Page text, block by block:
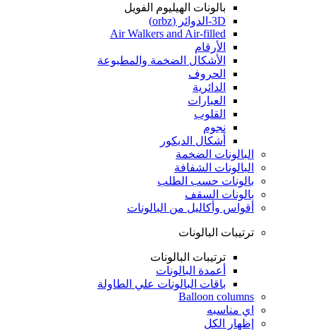
بالونات الهيليوم الفويل
3D-الدوائر (orbz)
Air Walkers and Air-filled
الأرقام
الأشكال الضخمة والمطبوعة
الحروف
الدائرية
العبارات
القلوب
نجوم
أشكال الديكور
البالونات الضخمة
البالونات الشفافة
بالونات حسب الطلب
بالونات السقف
أقواس وأكاليل من البالونات
ترتيبات البالونات
ترتيبات البالونات
أعمدة البالونات
باقات البالونات علي الطاولة
Balloon columns
اي مناسبه
إظهار الكل